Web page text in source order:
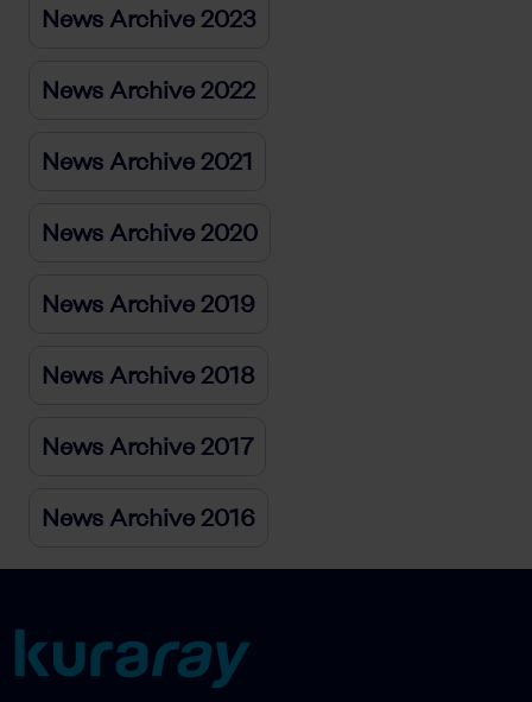
News Archive 2023
News Archive 2022
News Archive 2021
News Archive 2020
News Archive 2019
News Archive 2018
News Archive 2017
News Archive 2016